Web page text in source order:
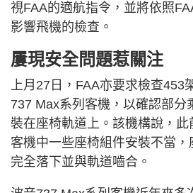
視FAA的適航指令，並將依照
影響飛機的檢查。
屢現安全問題惹關注
上月27日，FAA亦要求檢查453
737 Max系列客機，以確認部分
裝在座椅軌道上。該機構說，
客機中一些座椅組件安裝不當
完全落下並與軌道嚙合。